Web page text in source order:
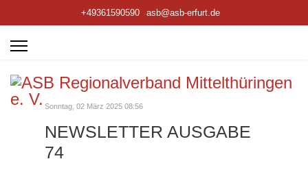
+49361590590 asb@asb-erfurt.de
Sonntag, 02 März 2025 08:56
NEWSLETTER AUSGABE
74